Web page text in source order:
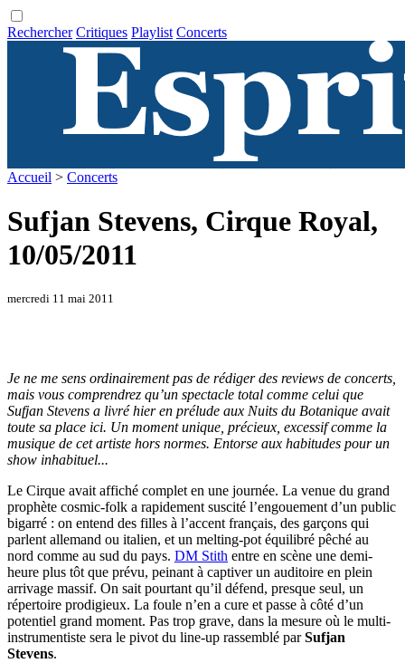
Rechercher Critiques Playlist Concerts
Accueil > Concerts
Sufjan Stevens, Cirque Royal,
10/05/2011
mercredi 11 mai 2011
Je ne me sens ordinairement pas de rédiger des reviews de concerts,
mais vous comprendrez qu’un spectacle total comme celui que
Sufjan Stevens a livré hier en prélude aux Nuits du Botanique avait
toute sa place ici. Un moment unique, précieux, excessif comme la
musique de cet artiste hors normes. Entorse aux habitudes pour un
show inhabituel...
Le Cirque avait affiché complet en une journée. La venue du grand
prophète cosmic-folk a rapidement suscité l’engouement d’un public
bigarré : on entend des filles à l’accent français, des garçons qui
parlent allemand ou italien, et un melting-pot équilibré pêché au
nord comme au sud du pays. DM Stith entre en scène une demi-
heure plus tôt que prévu, peinant à captiver un auditoire en plein
arrivage massif. On sait pourtant qu’il défend, presque seul, un
répertoire prodigieux. La foule n’en a cure et passe à côté d’un
potentiel grand moment. Pas trop grave, dans la mesure où le multi-
instrumentiste sera le pivot du line-up rassemblé parSufjan
Stevens.